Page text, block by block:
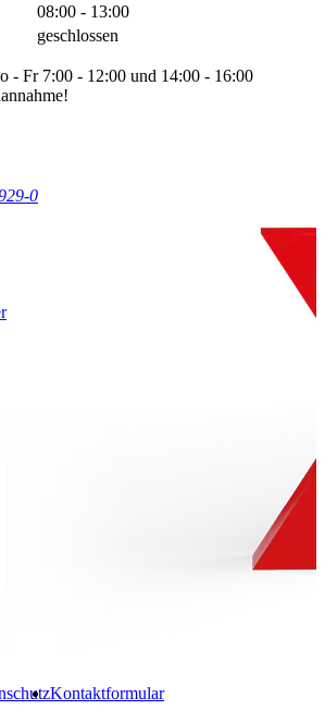
08:00 - 13:00
geschlossen
- Fr 7:00 - 12:00 und 14:00 - 16:00
0
Kontaktformular